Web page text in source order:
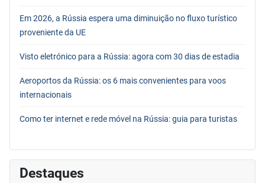
Em 2026, a Rússia espera uma diminuição no fluxo turístico
proveniente da UE
Visto eletrónico para a Rússia: agora com 30 dias de estadia
Aeroportos da Rússia: os 6 mais convenientes para voos
internacionais
Como ter internet e rede móvel na Rússia: guia para turistas
Destaques